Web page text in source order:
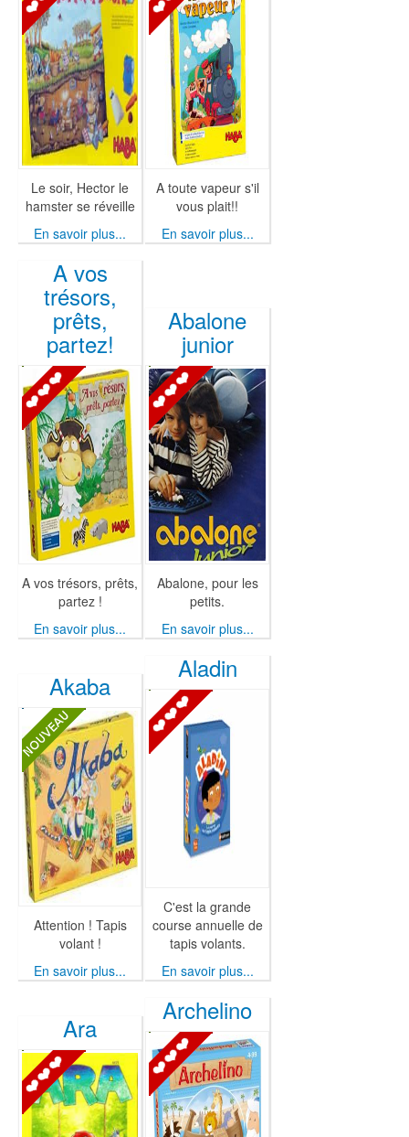
Le soir, Hector le
hamster se réveille
En savoir plus...
A toute vapeur s'il
vous plait!!
En savoir plus...
A vos
trésors,
prêts,
partez!
A vos trésors, prêts,
partez !
En savoir plus...
Abalone
junior
Abalone, pour les
petits.
En savoir plus...
Akaba
Attention ! Tapis
volant !
En savoir plus...
Aladin
C'est la grande
course annuelle de
tapis volants.
En savoir plus...
Ara
Archelino